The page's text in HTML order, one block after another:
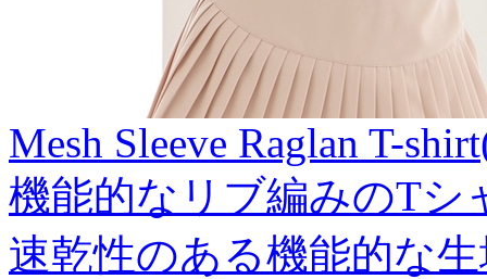
Mesh Sleeve Raglan T-
機能的なリブ編みのTシ
速乾性のある機能的な